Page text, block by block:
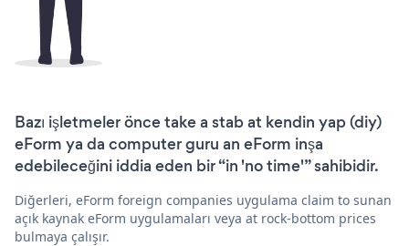
Bazı işletmeler önce take a stab at kendin yap (diy)
eForm ya da computer guru an eForm inşa
edebileceğini iddia eden bir “in 'no time'” sahibidir.
Diğerleri, eForm foreign companies uygulama claim to sunan
açık kaynak eForm uygulamaları veya at rock-bottom prices
bulmaya çalışır.